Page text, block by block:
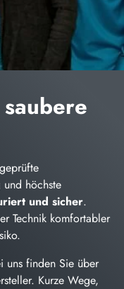
und höchste
und sicher.
Technik komfortabler
finden Sie über
Kurze Wege,